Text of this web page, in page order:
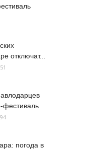
отключат...
фестиваль
погода в